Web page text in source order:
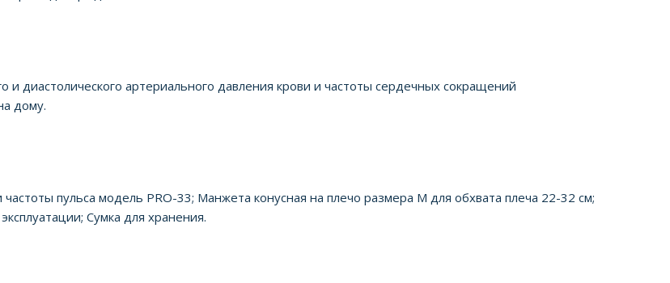
и диастолического артериального давления крови и частоты сердечных сокращений
дому.
пульса модель PRO-33; Манжета конусная на плечо размера М для обхвата плеча 22-32 см;
Cумка для хранения.